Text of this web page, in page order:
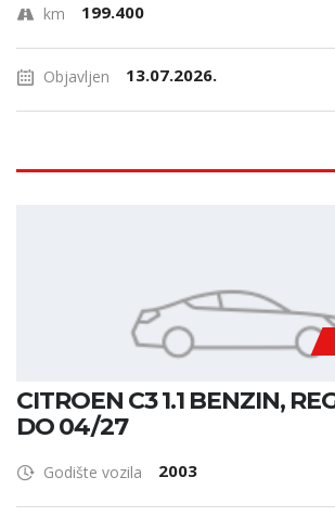
km 199.400
Objavljen 13.07.2026.
CITROEN C3 1.1 BENZIN,
DO 04/27
Godište vozila 2003